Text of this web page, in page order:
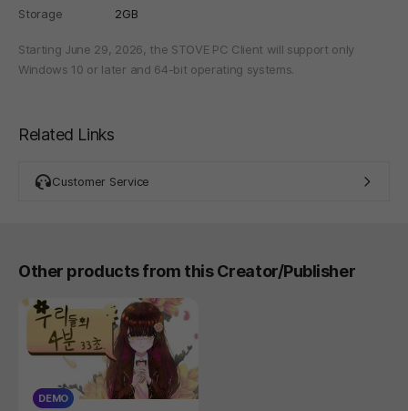
Storage
2GB
Starting June 29, 2026, the STOVE PC Client will support only
Windows 10 or later and 64-bit operating systems.
Related Links
Customer Service
Other products from this Creator/Publisher
DEMO